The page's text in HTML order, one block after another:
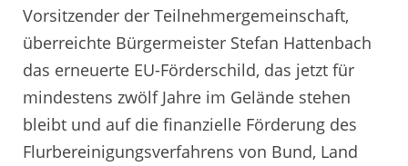
Vorsitzender der Teilnehmergemeinschaft,
überreichte Bürgermeister Stefan Hattenbach
das erneuerte EU-Förderschild, das jetzt für
mindestens zwölf Jahre im Gelände stehen
bleibt und auf die finanzielle Förderung des
Flurbereinigungsverfahrens von Bund, Land